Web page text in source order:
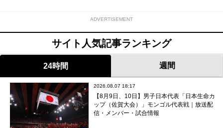
ADVERTISEMENT
サイト人気記事ランキング
24時間 週間
2026.08.07 18:17
【8月9日、10日】男子日本代表「日本生命カ
ップ（佐賀大会）」モンゴル代表戦｜放送配
信・メンバー・試合情報